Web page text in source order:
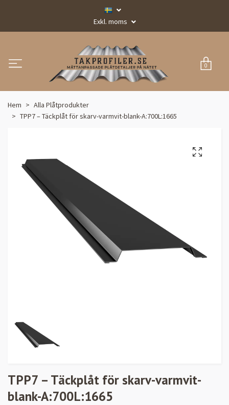
Exkl. moms
0
Hem
Alla Plåtprodukter
TPP7 – Täckplåt för skarv-varmvit-blank-A:700L:1665
TPP7 – Täckplåt för skarv-varmvit-
blank-A:700L:1665